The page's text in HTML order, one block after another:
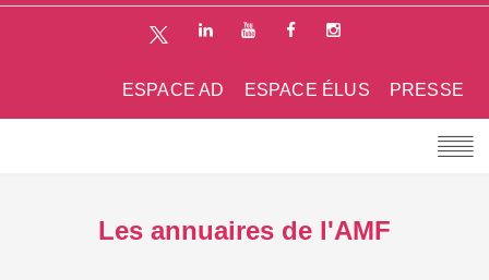
PRESSE
ESPACE ÉLUS
ESPACE AD
Les annuaires de l'AMF